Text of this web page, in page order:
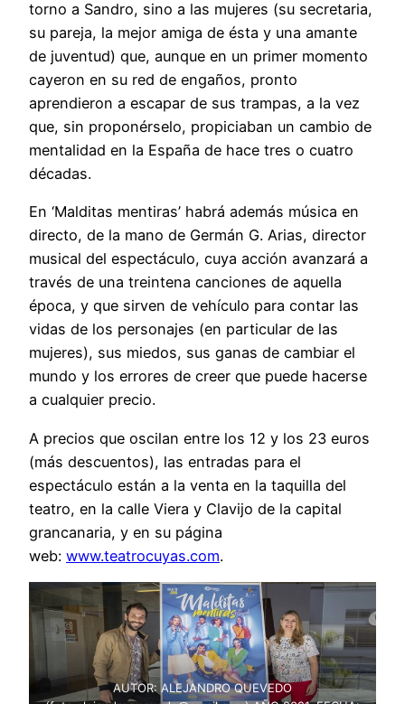
torno a Sandro, sino a las mujeres (su secretaria,
su pareja, la mejor amiga de ésta y una amante
de juventud) que, aunque en un primer momento
cayeron en su red de engaños, pronto
aprendieron a escapar de sus trampas, a la vez
que, sin proponérselo, propiciaban un cambio de
mentalidad en la España de hace tres o cuatro
décadas.
En ‘Malditas mentiras’ habrá además música en
directo, de la mano de Germán G. Arias, director
musical del espectáculo, cuya acción avanzará a
través de una treintena canciones de aquella
época, y que sirven de vehículo para contar las
vidas de los personajes (en particular de las
mujeres), sus miedos, sus ganas de cambiar el
mundo y los errores de creer que puede hacerse
a cualquier precio.
A precios que oscilan entre los 12 y los 23 euros
(más descuentos), las entradas para el
espectáculo están a la venta en la taquilla del
teatro, en la calle Viera y Clavijo de la capital
grancanaria, y en su página
web: www.teatrocuyas.com.
AUTOR: ALEJANDRO QUEVEDO